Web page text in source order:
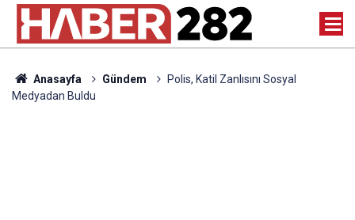
Anasayfa Gündem
Polis, Katil Zanlısını Sosyal
Medyadan Buldu